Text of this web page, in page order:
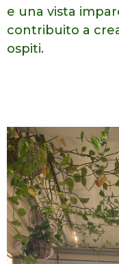
e una vista
contribuito a
ospiti.